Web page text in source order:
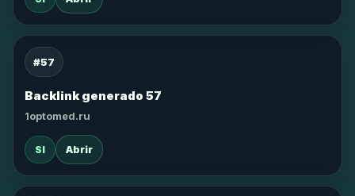
#57
Backlink generado 57
1optomed.ru
SI Abrir